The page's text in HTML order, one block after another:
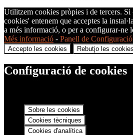
Utilitzem cookies pròpies i de tercers.
cookies' entenem que acceptes la
a més informació, o per a configurar-ne
Més informació - Panell de
Accepto les cookies Rebutjo les cookies
Configuració de cookies
Sobre les cookies
Cookies tècniques
Cookies d'analítica